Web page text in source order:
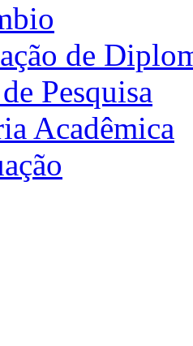
de
Pesquisa
Acadêmica